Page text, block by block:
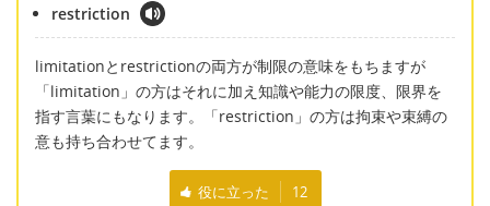
restriction
limitationとrestrictionの両方が制限の意味をもちますが
「limitation」の方はそれに加え知識や能力の限度、限界を
指す言葉にもなります。「restriction」の方は拘束や束縛の
意も持ち合わせてます。
役に立った 12